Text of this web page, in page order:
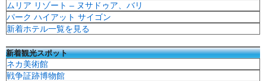
ムリア リゾート – ヌサドゥア、バリ
パーク ハイアット サイゴン
新着ホテル一覧を見る
新着観光スポット
ネカ美術館
戦争証跡博物館